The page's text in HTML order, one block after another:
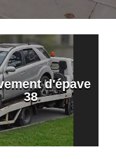
d'épave
38